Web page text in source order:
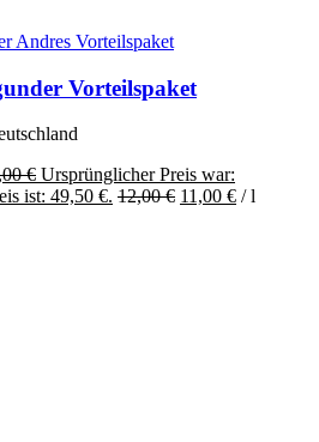
Vorteilspaket
€ Ursprünglicher Preis war:
ist: 49,50 €. 12,00€ 11,00 € /l